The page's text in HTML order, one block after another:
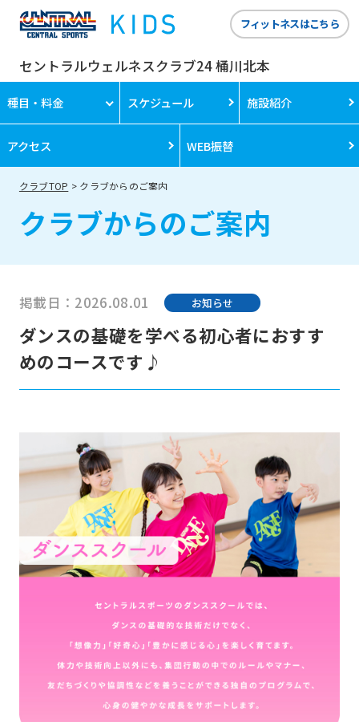
セントラルウェルネスクラブ24 桶川北本
フィットネスはこちら
種目・料金 スケジュール 施設紹介
アクセス WEB振替
クラブTOP クラブからのご案内
クラブからのご案内
掲載日：2026.08.01 お知らせ
ダンスの基礎を学べる初心者におすす
めのコースです♪